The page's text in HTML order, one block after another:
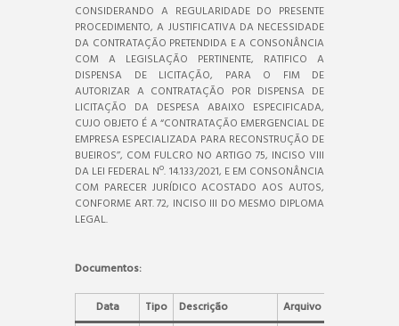
CONSIDERANDO A REGULARIDADE DO PRESENTE
PROCEDIMENTO, A JUSTIFICATIVA DA NECESSIDADE
DA CONTRATAÇÃO PRETENDIDA E A CONSONÂNCIA
COM A LEGISLAÇÃO PERTINENTE, RATIFICO A
DISPENSA DE LICITAÇÃO, PARA O FIM DE
AUTORIZAR A CONTRATAÇÃO POR DISPENSA DE
LICITAÇÃO DA DESPESA ABAIXO ESPECIFICADA,
CUJO OBJETO É A “CONTRATAÇÃO EMERGENCIAL DE
EMPRESA ESPECIALIZADA PARA RECONSTRUÇÃO DE
BUEIROS’’, COM FULCRO NO ARTIGO 75, INCISO VIII
DA LEI FEDERAL Nº. 14.133/2021, E EM CONSONÂNCIA
COM PARECER JURÍDICO ACOSTADO AOS AUTOS,
CONFORME ART. 72, INCISO III DO MESMO DIPLOMA
LEGAL.
Documentos:
Data Tipo Descrição Arquivo